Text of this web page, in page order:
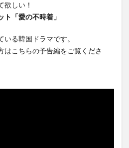
欲しい！
「愛の不時着」
る韓国ドラマです。
はこちらの予告編をご覧くださ